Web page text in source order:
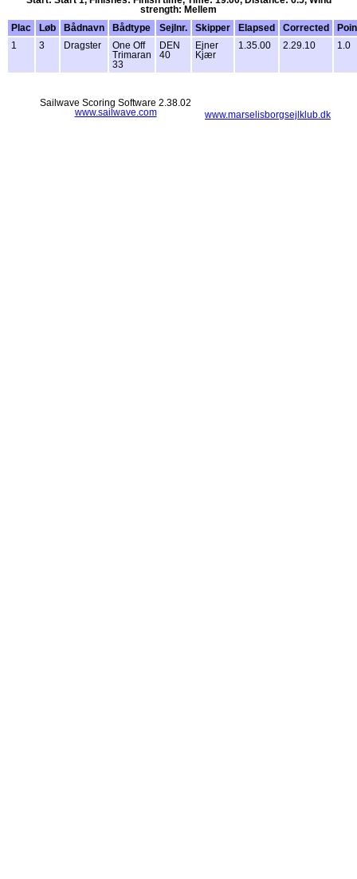
strength: Mellem
Plac
Løb Bådnavn Bådtype Sejlnr. Skipper Elapsed Corrected
1
3 Dragster
One Off
Trimaran
33
DEN
40
Ejner
Kjær
1.35.00 2.29.10 1.0
www.marselisborgsejlklub.dk
Sailwave Scoring Software 2.38.02
www.sailwave.com